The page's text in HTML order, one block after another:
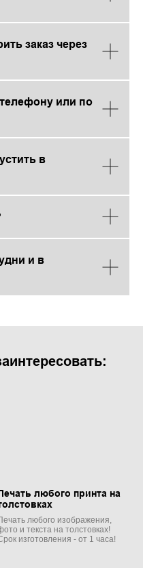
заказ через
или по
в
и в
любого принта на
любого изображения,
и текста на толстовках!
изготовления - от 1 часа!